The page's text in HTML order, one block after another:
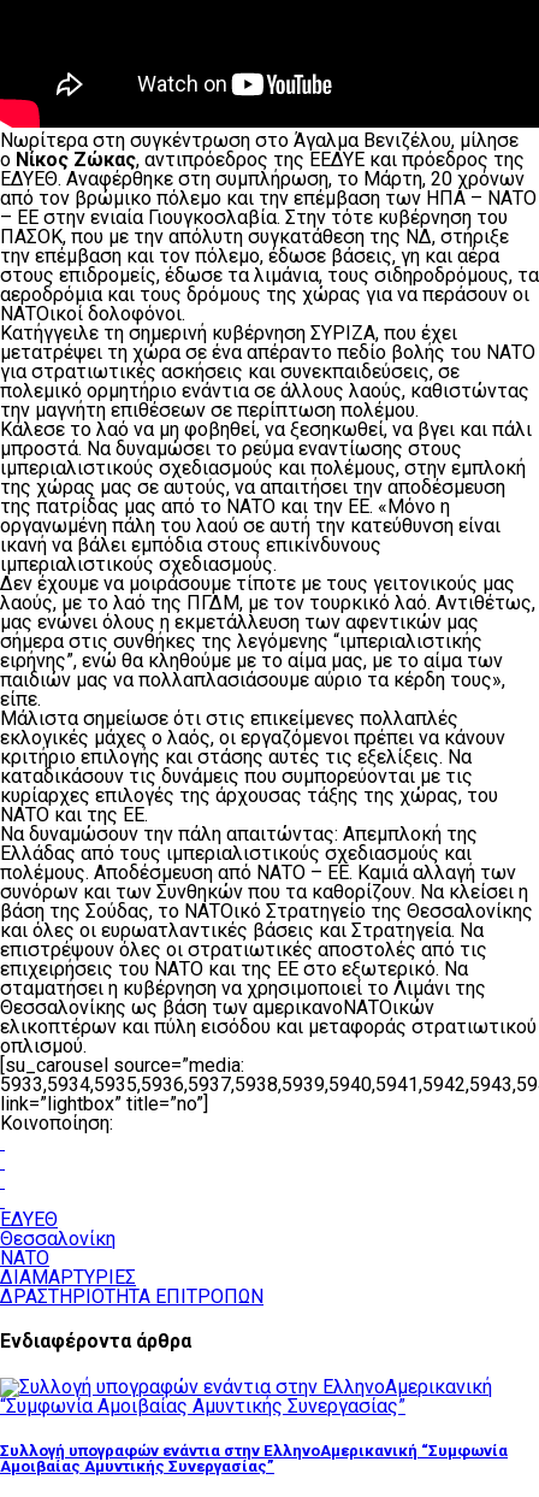
Νωρίτερα στη συγκέντρωση στο Άγαλμα Βενιζέλου, μίλησε
ο Νίκος Ζώκας, αντιπρόεδρος της ΕΕΔΥΕ και πρόεδρος της
ΕΔΥΕΘ. Αναφέρθηκε στη συμπλήρωση, το Μάρτη, 20 χρόνων
από τον βρώμικο πόλεμο και την επέμβαση των ΗΠΑ – ΝΑΤΟ
– ΕΕ στην ενιαία Γιουγκοσλαβία. Στην τότε κυβέρνηση του
ΠΑΣΟΚ, που με την απόλυτη συγκατάθεση της ΝΔ, στήριξε
την επέμβαση και τον πόλεμο, έδωσε βάσεις, γη και αέρα
στους επιδρομείς, έδωσε τα λιμάνια, τους σιδηροδρόμους, τα
αεροδρόμια και τους δρόμους της χώρας για να περάσουν οι
ΝΑΤΟικοί δολοφόνοι.
Κατήγγειλε τη σημερινή κυβέρνηση ΣΥΡΙΖΑ, που έχει
μετατρέψει τη χώρα σε ένα απέραντο πεδίο βολής του ΝΑΤΟ
για στρατιωτικές ασκήσεις και συνεκπαιδεύσεις, σε
πολεμικό ορμητήριο ενάντια σε άλλους λαούς, καθιστώντας
την μαγνήτη επιθέσεων σε περίπτωση πολέμου.
Κάλεσε το λαό να μη φοβηθεί, να ξεσηκωθεί, να βγει και πάλι
μπροστά. Να δυναμώσει το ρεύμα εναντίωσης στους
ιμπεριαλιστικούς σχεδιασμούς και πολέμους, στην εμπλοκή
της χώρας μας σε αυτούς, να απαιτήσει την αποδέσμευση
της πατρίδας μας από το ΝΑΤΟ και την ΕΕ. «Μόνο η
οργανωμένη πάλη του λαού σε αυτή την κατεύθυνση είναι
ικανή να βάλει εμπόδια στους επικίνδυνους
ιμπεριαλιστικούς σχεδιασμούς.
Δεν έχουμε να μοιράσουμε τίποτε με τους γειτονικούς μας
λαούς, με το λαό της ΠΓΔΜ, με τον τουρκικό λαό. Αντιθέτως,
μας ενώνει όλους η εκμετάλλευση των αφεντικών μας
σήμερα στις συνθήκες της λεγόμενης “ιμπεριαλιστικής
ειρήνης”, ενώ θα κληθούμε με το αίμα μας, με το αίμα των
παιδιών μας να πολλαπλασιάσουμε αύριο τα κέρδη τους»,
είπε.
Μάλιστα σημείωσε ότι στις επικείμενες πολλαπλές
εκλογικές μάχες ο λαός, οι εργαζόμενοι πρέπει να κάνουν
κριτήριο επιλογής και στάσης αυτές τις εξελίξεις. Να
καταδικάσουν τις δυνάμεις που συμπορεύονται με τις
κυρίαρχες επιλογές της άρχουσας τάξης της χώρας, του
ΝΑΤΟ και της ΕΕ.
Να δυναμώσουν την πάλη απαιτώντας: Απεμπλοκή της
Ελλάδας από τους ιμπεριαλιστικούς σχεδιασμούς και
πολέμους. Αποδέσμευση από ΝΑΤΟ – ΕΕ. Καμιά αλλαγή των
συνόρων και των Συνθηκών που τα καθορίζουν. Να κλείσει η
βάση της Σούδας, το ΝΑΤΟικό Στρατηγείο της Θεσσαλονίκης
και όλες οι ευρωατλαντικές βάσεις και Στρατηγεία. Να
επιστρέψουν όλες οι στρατιωτικές αποστολές από τις
επιχειρήσεις του ΝΑΤΟ και της ΕΕ στο εξωτερικό. Να
σταματήσει η κυβέρνηση να χρησιμοποιεί το Λιμάνι της
Θεσσαλονίκης ως βάση των αμερικανοΝΑΤΟικών
ελικοπτέρων και πύλη εισόδου και μεταφοράς στρατιωτικού
οπλισμού.
[su_carousel source=”media:
link=”lightbox” title=”no”]
Κοινοποίηση:
ΕΔΥΕΘ
Θεσσαλονίκη
ΝΑΤΟ
ΔΙΑΜΑΡΤΥΡΙΕΣ
ΔΡΑΣΤΗΡΙΟΤΗΤΑ ΕΠΙΤΡΟΠΩΝ
Ενδιαφέροντα άρθρα
Συλλογή υπογραφών ενάντια στην ΕλληνοΑμερικανική “Συμφωνία
Αμοιβαίας Αμυντικής Συνεργασίας”